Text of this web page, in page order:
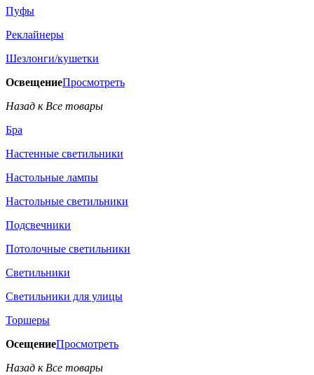
Пуфы
Реклайнеры
Шезлонги/кушетки
ОсвещениеПросмотреть
Назад к Все товары
Бра
Настенные светильники
Настольные лампы
Настольные светильники
Подсвечники
Потолочные светильники
Светильники
Светильники для улицы
Торшеры
ОсещениеПросмотреть
Назад к Все товары